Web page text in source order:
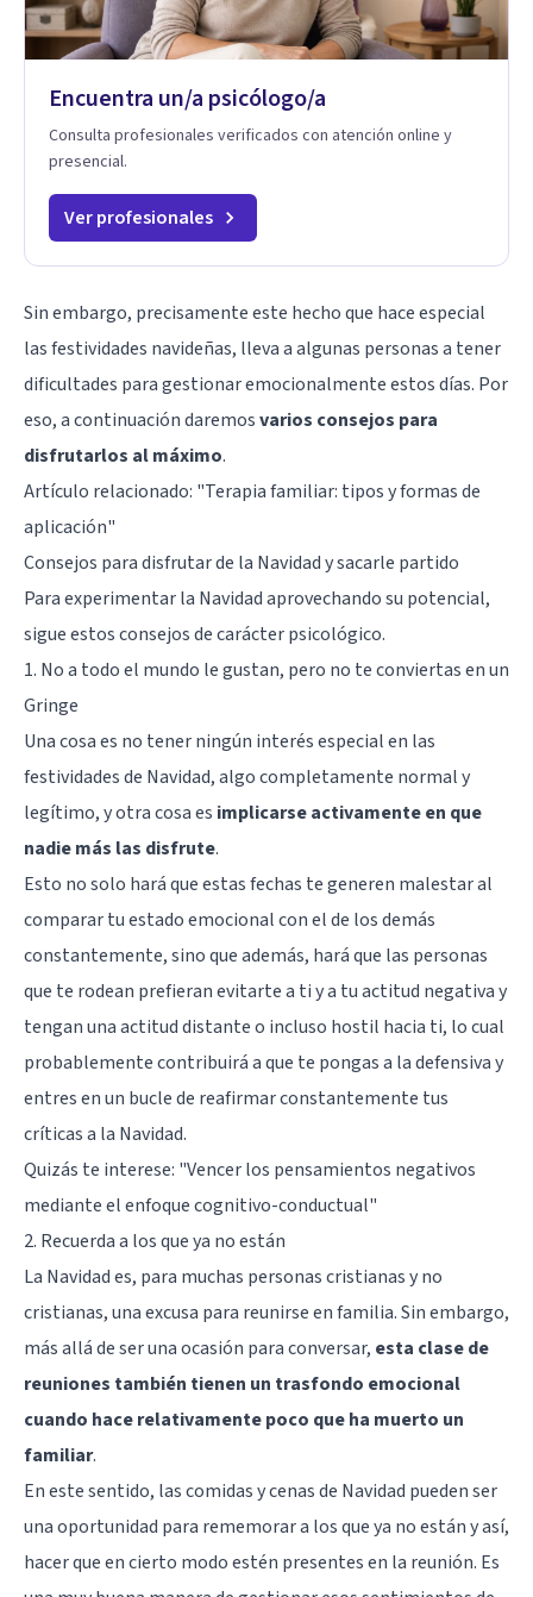
Encuentra un/a psicólogo/a
Consulta profesionales verificados con atención online y
presencial.
Ver profesionales
Sin embargo, precisamente este hecho que hace especial
las festividades navideñas, lleva a algunas personas a tener
dificultades para gestionar emocionalmente estos días. Por
eso, a continuación daremosvarios consejos para
disfrutarlos al máximo.
Artículo relacionado: "Terapia familiar: tipos y formas de
aplicación"
Consejos para disfrutar de la Navidad y sacarle partido
Para experimentar la Navidad aprovechando su potencial,
sigue estos consejos de carácter psicológico.
1. No a todo el mundo le gustan, pero no te conviertas en un
Gringe
Una cosa es no tener ningún interés especial en las
festividades de Navidad, algo completamente normal y
legítimo, y otra cosa es implicarse activamente en que
nadie más las disfrute.
Esto no solo hará que estas fechas te generen malestar al
comparar tu estado emocional con el de los demás
constantemente, sino que además, hará que las personas
que te rodean prefieran evitarte a ti y a tu actitud negativa y
tengan una actitud distante o incluso hostil hacia ti, lo cual
probablemente contribuirá a que te pongas a la defensiva y
entres en un bucle de reafirmar constantemente tus
críticas a la Navidad.
Quizás te interese: "Vencer los pensamientos negativos
mediante el enfoque cognitivo-conductual"
2. Recuerda a los que ya no están
La Navidad es, para muchas personas cristianas y no
cristianas, una excusa para reunirse en familia. Sin embargo,
más allá de ser una ocasión para conversar, esta clase de
reuniones también tienen un trasfondo emocional
cuando hace relativamente poco que ha muerto un
familiar.
En este sentido, las comidas y cenas de Navidad pueden ser
una oportunidad para rememorar a los que ya no están y así,
hacer que en cierto modo estén presentes en la reunión. Es